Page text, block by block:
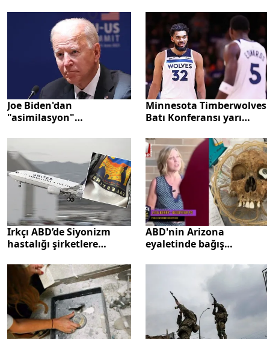
kendine benzetti"
Joe Biden'dan
"asimilasyon"
için resmen özür
diliyorum
Minnesota Timberwolves
Batı Konferansı yarı
Irkçı ABD’de Siyonizm
hastalığı şirketlere
Havayolları’nda skandal:
‘Filistin’e özgürlük’
görüşüne tehdit
ABD'nin Arizona
eyaletinde bağış
kafatası çıktı